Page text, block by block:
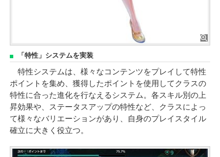
「特性」システムを実装
特性システムは、様々なコンテンツをプレイして特性
ポイントを集め、獲得したポイントを使用してクラスの
特性に合った進化を行なえるシステム。各スキル別の上
昇効果や、ステータスアップの特性など、クラスによっ
て様々なバリエーションがあり、自身のプレイスタイル
確立に大きく役立つ。